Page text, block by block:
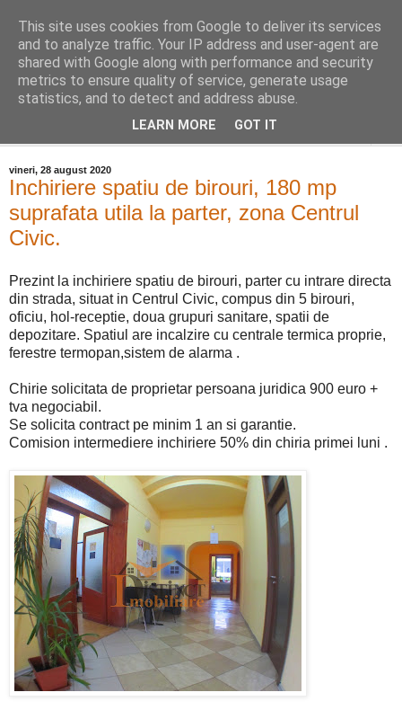
Distinct Imobiliare
Adrian Cocis 0742 129 909 ; Vasile Baciu 0768 440 185
vineri, 28 august 2020
Inchiriere spatiu de birouri, 180 mp
suprafata utila la parter, zona Centrul
Civic.
Prezint la inchiriere spatiu de birouri, parter cu intrare directa
din strada, situat in Centrul Civic, compus din 5 birouri,
oficiu, hol-receptie, doua grupuri sanitare, spatii de
depozitare. Spatiul are incalzire cu centrale termica proprie,
ferestre termopan,sistem de alarma .
Chirie solicitata de proprietar persoana juridica 900 euro +
tva negociabil.
Se solicita contract pe minim 1 an si garantie.
Comision intermediere inchiriere 50% din chiria primei luni .
This site uses cookies from Google to deliver its services
and to analyze traffic. Your IP address and user-agent are
shared with Google along with performance and security
metrics to ensure quality of service, generate usage
statistics, and to detect and address abuse.
LEARN MORE GOT IT